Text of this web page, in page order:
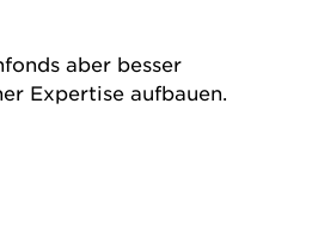
aber besser
Expertise aufbauen.